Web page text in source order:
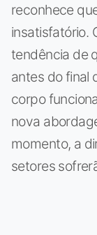
reconhece
insatisfatório.
tendência de
antes do final
corpo
nova
momento, a
setores